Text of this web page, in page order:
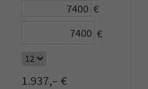
€
€
1.937,– €